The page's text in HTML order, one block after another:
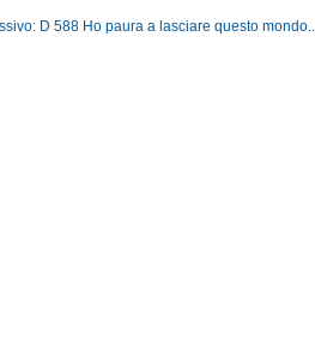
D 588 Ho paura a lasciare questo